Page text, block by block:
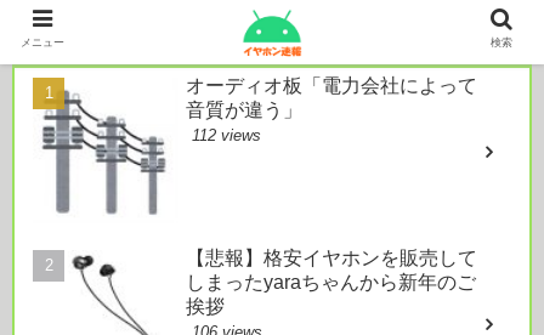
本日のおすすめ
オーディオ板「電力会社によって
音質が違う」
112 views
【悲報】格安イヤホンを販売して
しまったyaraちゃんから新年のご
挨拶
メニュー 検索